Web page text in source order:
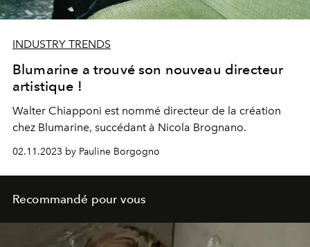
INDUSTRY TRENDS
Blumarine a trouvé son nouveau directeur
artistique !
Walter Chiapponi est nommé directeur de la création
chez Blumarine, succédant à Nicola Brognano.
02.11.2023 by Pauline Borgogno
Recommandé pour vous